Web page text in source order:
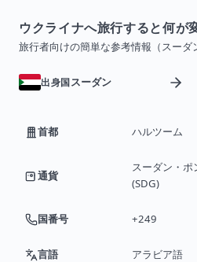
ウクライナへ旅行すると何が
旅行者向けの簡単な参考情報（スーダ
出身国スーダン
首都 ハルツーム
通貨
スーダン・ポ
(SDG)
国番号 +249
言語 アラビア語